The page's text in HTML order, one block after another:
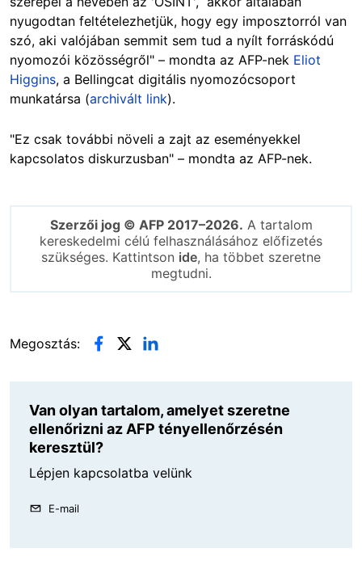
nyugodtan feltételezhetjük, hogy egy imposztorról van
szó, aki valójában semmit sem tud a nyílt forráskódú
nyomozói közösségről" – mondta az AFP-nek Eliot
Higgins, a Bellingcat digitális nyomozócsoport
munkatársa (archivált link).
"Ez csak további növeli a zajt az eseményekkel
kapcsolatos diskurzusban" – mondta az AFP-nek.
Szerzői jog © AFP 2017–2026. A tartalom
kereskedelmi célú felhasználásához előfizetés
szükséges. Kattintson ide, ha többet szeretne
megtudni.
Megosztás:
Van olyan tartalom, amelyet szeretne
ellenőrizni az AFP tényellenőrzésén
keresztül?
Lépjen kapcsolatba velünk
E-mail